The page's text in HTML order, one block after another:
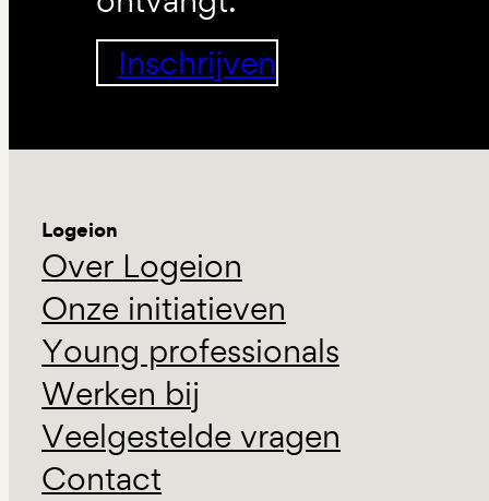
Inschrijven
Logeion
Over Logeion
Onze initiatieven
Young professionals
Werken bij
Veelgestelde vragen
Contact